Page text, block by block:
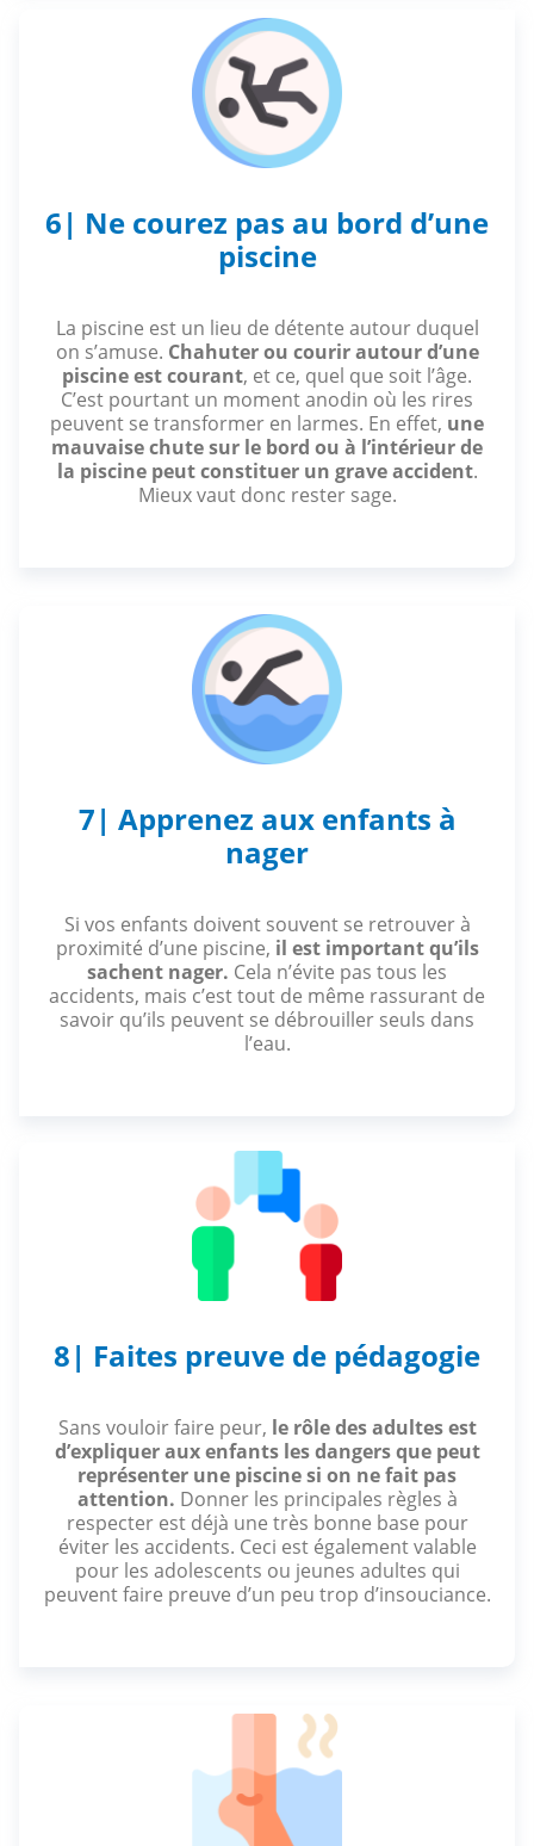
6| Ne courez pas au bord d’une
piscine
La piscine est un lieu de détente autour duquel
on s’amuse. Chahuter ou courir autour d’une
piscine est courant, et ce, quel que soit l’âge.
C’est pourtant un moment anodin où les rires
peuvent se transformer en larmes. En effet, une
mauvaise chute sur le bord ou à l’intérieur de
la piscine peut constituer un grave accident.
Mieux vaut donc rester sage.
7| Apprenez aux enfants à
nager
Si vos enfants doivent souvent se retrouver à
proximité d’une piscine, il est important qu’ils
sachent nager. Cela n’évite pas tous les
accidents, mais c’est tout de même rassurant de
savoir qu’ils peuvent se débrouiller seuls dans
l’eau.
8| Faites preuve de pédagogie
Sans vouloir faire peur, le rôle des adultes est
d’expliquer aux enfants les dangers que peut
représenter une piscine si on ne fait pas
attention. Donner les principales règles à
respecter est déjà une très bonne base pour
éviter les accidents. Ceci est également valable
pour les adolescents ou jeunes adultes qui
peuvent faire preuve d’un peu trop d’insouciance.